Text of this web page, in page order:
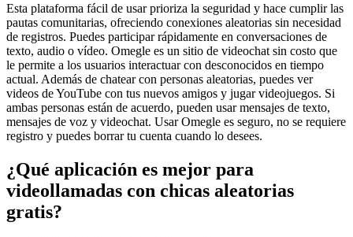
Esta plataforma fácil de usar prioriza la seguridad y hace cumplir las
pautas comunitarias, ofreciendo conexiones aleatorias sin necesidad
de registros. Puedes participar rápidamente en conversaciones de
texto, audio o vídeo. Omegle es un sitio de videochat sin costo que
le permite a los usuarios interactuar con desconocidos en tiempo
actual. Además de chatear con personas aleatorias, puedes ver
videos de YouTube con tus nuevos amigos y jugar videojuegos. Si
ambas personas están de acuerdo, pueden usar mensajes de texto,
mensajes de voz y videochat. Usar Omegle es seguro, no se requiere
registro y puedes borrar tu cuenta cuando lo desees.
¿Qué aplicación es mejor para
videollamadas con chicas aleatorias
gratis?